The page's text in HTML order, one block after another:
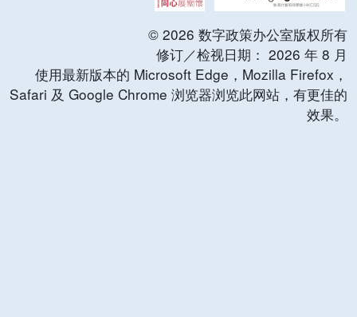
© 2026 数字政策办公室版权所有
修订／检视日期： 2026 年 8 月
使用最新版本的 Microsoft Edge，Mozilla Firefox，
Safari 及 Google Chrome 浏览器浏览此网站，有更佳的
效果。